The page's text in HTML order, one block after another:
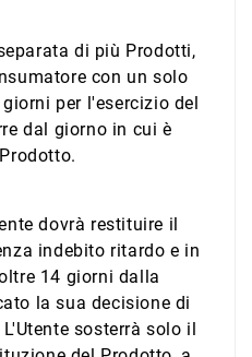
di più Prodotti,
con un solo
per l'esercizio del
dal giorno in cui è
dovrà restituire il
indebito ritardo e in
14 giorni dalla
la sua decisione di
sosterrà solo il